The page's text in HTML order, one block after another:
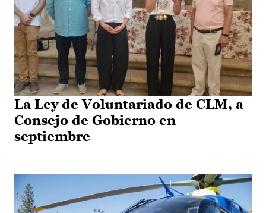
La Ley de Voluntariado de CLM, a
Consejo de Gobierno en
septiembre